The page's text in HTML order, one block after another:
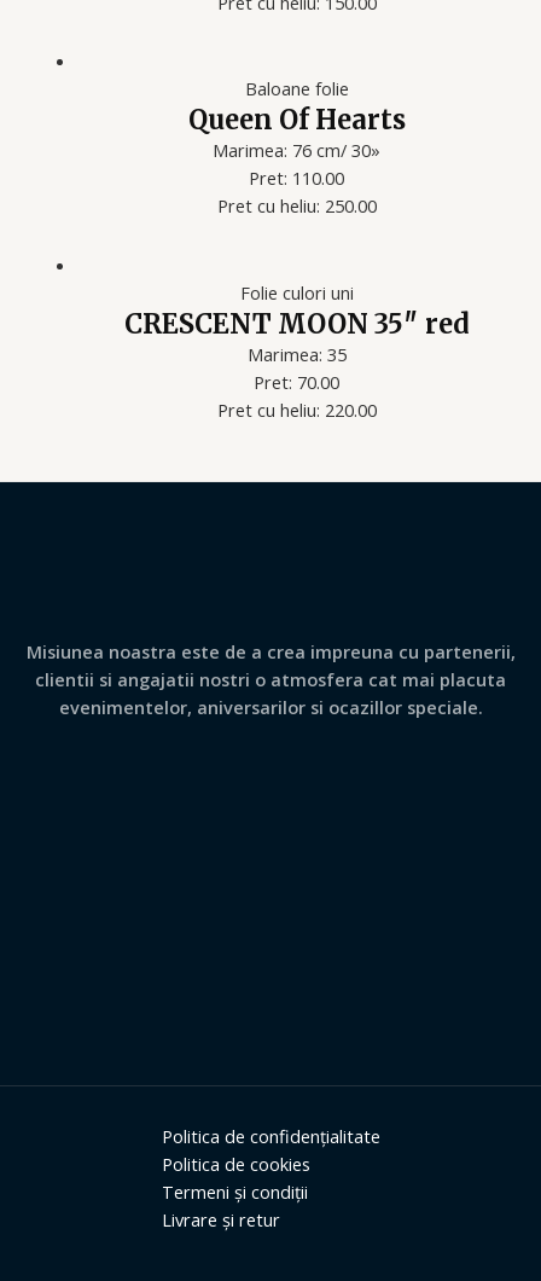
Baloane folie
Queen Of Hearts
Marimea: 76 cm/ 30»
Pret: 110.00
Pret cu heliu: 250.00
Folie culori uni
CRESCENT MOON 35″ red
Marimea: 35
Pret: 70.00
Pret cu heliu: 220.00
Misiunea noastra este de a crea impreuna cu partenerii,
clientii si angajatii nostri o atmosfera cat mai placuta
evenimentelor, aniversarilor si ocazillor speciale.
Politica de confidențialitate
Politica de cookies
Termeni și condiții
Livrare și retur